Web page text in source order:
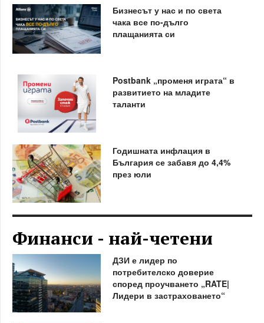
Бизнесът у нас и по света
чака все по-дълго
плащанията си
Postbank „променя играта“ в
развитието на младите
таланти
Годишната инфлация в
България се забавя до 4,4%
през юли
Финанси - най-четени
ДЗИ е лидер по
потребителско доверие
според проучването „RATE|
Лидери в застраховането“